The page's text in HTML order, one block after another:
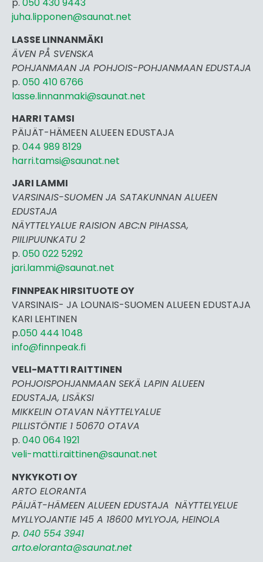
p. 050 430 9443
juha.lipponen@saunat.net
LASSE LINNANMÄKI
ÄVEN PÅ SVENSKA
POHJANMAAN JA POHJOIS-POHJANMAAN EDUSTAJA
p. 050 410 6766
lasse.linnanmaki@saunat.net
HARRI TAMSI
PÄIJÄT-HÄMEEN ALUEEN EDUSTAJA
p. 044 989 8129
harri.tamsi@saunat.net
JARI LAMMI
VARSINAIS-SUOMEN JA SATAKUNNAN ALUEEN
EDUSTAJA
NÄYTTELYALUE RAISION ABC:N PIHASSA,
PIILIPUUNKATU 2
p. 050 022 5292
jari.lammi@saunat.net
FINNPEAK HIRSITUOTE OY
VARSINAIS- JA LOUNAIS-SUOMEN ALUEEN EDUSTAJA
KARI LEHTINEN
p.050 444 1048
info@finnpeak.fi
VELI-MATTI RAITTINEN
POHJOISPOHJANMAAN SEKÄ LAPIN ALUEEN
EDUSTAJA, LISÄKSI
MIKKELIN OTAVAN NÄYTTELYALUE
PILLISTÖNTIE 1 50670 OTAVA
p. 040 064 1921
veli-matti.raittinen@saunat.net
NYKYKOTI OY
ARTO ELORANTA
PÄIJÄT-HÄMEEN ALUEEN EDUSTAJA NÄYTTELYELUE
MYLLYOJANTIE 145 A 18600 MYLYOJA, HEINOLA
p. 040 554 3941
arto.eloranta@saunat.net